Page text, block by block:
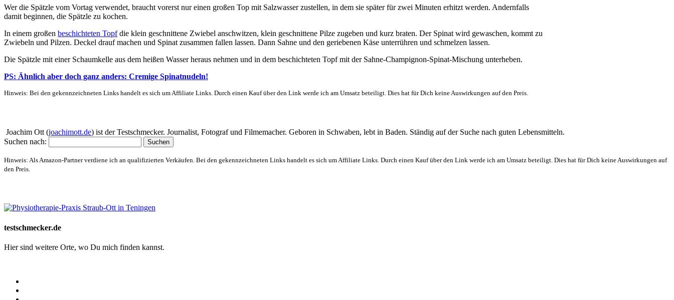
Wer die Spätzle vom Vortag verwendet, braucht vorerst nur einen großen Top mit Salzwasser zustellen, in dem sie später für zwei Minuten erhitzt werden. Andernfalls
damit beginnen, die Spätzle zu kochen.
In einem großen beschichteten Topfdie klein geschnittene Zwiebel anschwitzen, klein geschnittene Pilze zugeben und kurz braten. Der Spinat wird gewaschen, kommt zu
Zwiebeln und Pilzen. Deckel drauf machen und Spinat zusammen fallen lassen. Dann Sahne und den geriebenen Käse unterrühren und schmelzen lassen.
Die Spätzle mit einer Schaumkelle aus dem heißen Wasser heraus nehmen und in dem beschichteten Topf mit der Sahne-Champignon-Spinat-Mischung unterheben.
PS: Ähnlich aber doch ganz anders: Cremige Spinatnudeln!
Hinweis: Bei den gekennzeichneten Links handelt es sich um Affiliate Links. Durch einen Kauf über den Link werde ich am Umsatz beteiligt. Dies hat für Dich keine Auswirkungen auf den Preis.
Joachim Ott (joachimott.de) ist der Testschmecker. Journalist, Fotograf und Filmemacher. Geboren in Schwaben, lebt in Baden. Ständig auf der Suche nach guten Lebensmitteln.
Suchen nach:
Hinweis: Als Amazon-Partner verdiene ich an qualifizierten Verkäufen. Bei den gekennzeichneten Links handelt es sich um Affiliate Links. Durch einen Kauf über den Link werde ich am Umsatz beteiligt. Dies hat für Dich keine Auswirkungen auf
den Preis.
testschmecker.de
Hier sind weitere Orte, wo Du mich finden kannst.